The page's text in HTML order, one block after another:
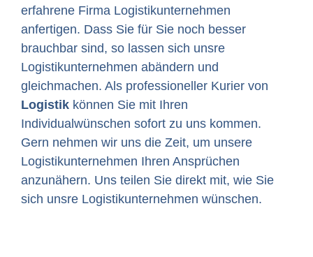
erfahrene Firma Logistikunternehmen
anfertigen. Dass Sie für Sie noch besser
brauchbar sind, so lassen sich unsre
Logistikunternehmen abändern und
gleichmachen. Als professioneller Kurier von
Logistik können Sie mit Ihren
Individualwünschen sofort zu uns kommen.
Gern nehmen wir uns die Zeit, um unsere
Logistikunternehmen Ihren Ansprüchen
anzunähern. Uns teilen Sie direkt mit, wie Sie
sich unsre Logistikunternehmen wünschen.